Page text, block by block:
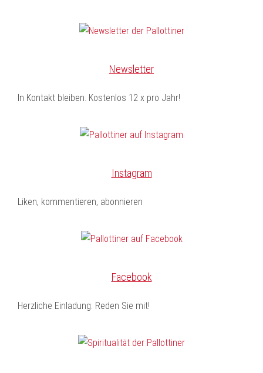
Newsletter
In Kontakt bleiben. Kostenlos 12 x pro Jahr!
Instagram
Liken, kommentieren, abonnieren
Facebook
Herzliche Einladung: Reden Sie mit!